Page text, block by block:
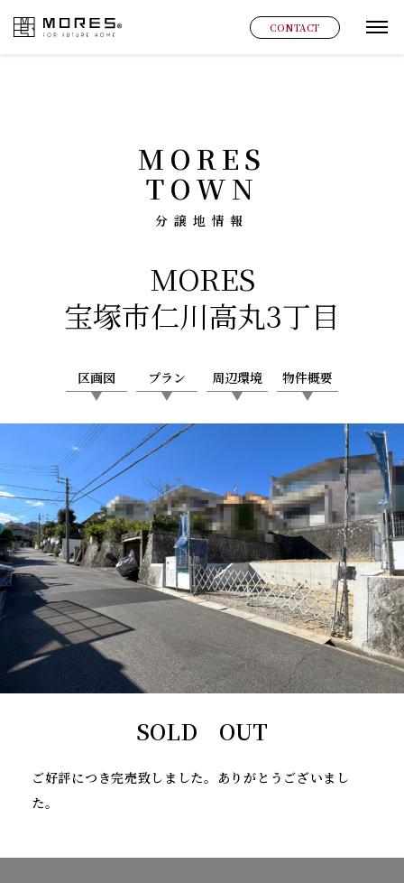
MORES CONTACT グ
MORES
TOWN
分譲地情報
MORES
宝塚市仁川高丸3丁目
区画図 プラン 周辺環境 物件概要
SOLD OUT
ご好評につき完売致しました。ありがとうございまし
た。